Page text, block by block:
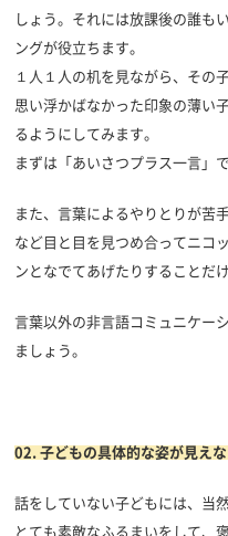
しょう。それには放課後の誰も
ングが役立ちます。
１人１人の机を見ながら、その
思い浮かばなかった印象の薄い
るようにしてみます。
まずは「あいさつプラス一言」
また、言葉によるやりとりが苦
など目と目を見つめ合ってニコ
ンとなでてあげたりすることだ
言葉以外の非言語コミュニケー
ましょう。
02. 子どもの具体的な姿が見え
話をしていない子どもには、当
とても素敵なふるまいをして、